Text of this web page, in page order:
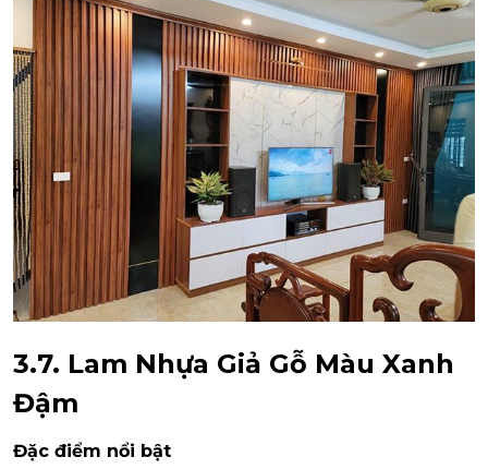
3.7. Lam Nhựa Giả Gỗ Màu Xanh
Đậm
Đặc điểm nổi bật